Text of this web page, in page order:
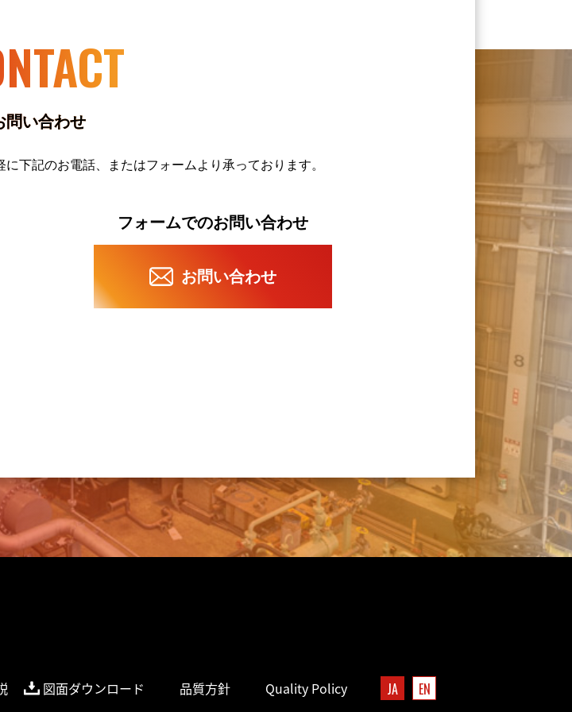
問い合わせ
下記のお電話、またはフォームより承っております。
フォームでのお問い合わせ
お問い合わせ
図面ダウンロード 品質方針 Quality Policy JA EN